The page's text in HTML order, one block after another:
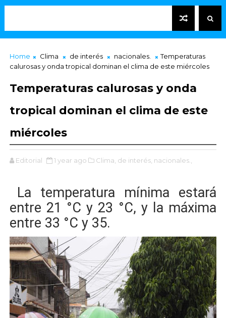
Home Clima de interés nacionales.
Temperaturas
calurosas y onda tropical dominan el clima de este miércoles
Temperaturas calurosas y onda
tropical dominan el clima de este
miércoles
Editorial 1 year ago Clima, de interés, nacionales.,
La temperatura mínima estará
entre 21 °C y 23 °C, y la máxima
entre 33 °C y 35.